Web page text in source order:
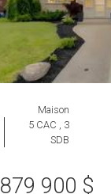
Maison
5 CAC , 3
SDB
879 900 $